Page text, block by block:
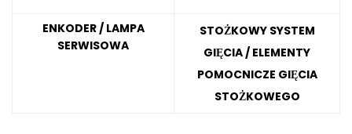
ENKODER / LAMPA
SERWISOWA
STOŻKOWY SYSTEM
GIĘCIA / ELEMENTY
POMOCNICZE GIĘCIA
STOŻKOWEGO